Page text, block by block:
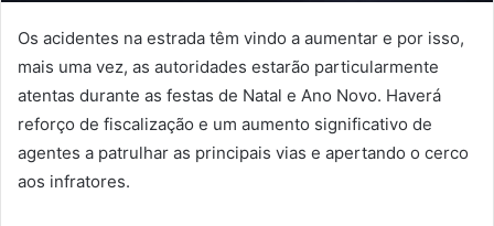
Os acidentes na estrada têm vindo a aumentar e por isso,
mais uma vez, as autoridades estarão particularmente
atentas durante as festas de Natal e Ano Novo. Haverá
reforço de fiscalização e um aumento significativo de
agentes a patrulhar as principais vias e apertando o cerco
aos infratores.